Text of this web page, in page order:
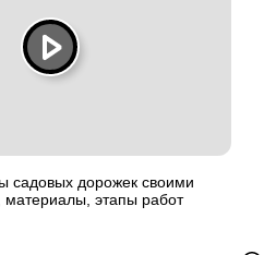
дорожек своими
материалы, этапы работ